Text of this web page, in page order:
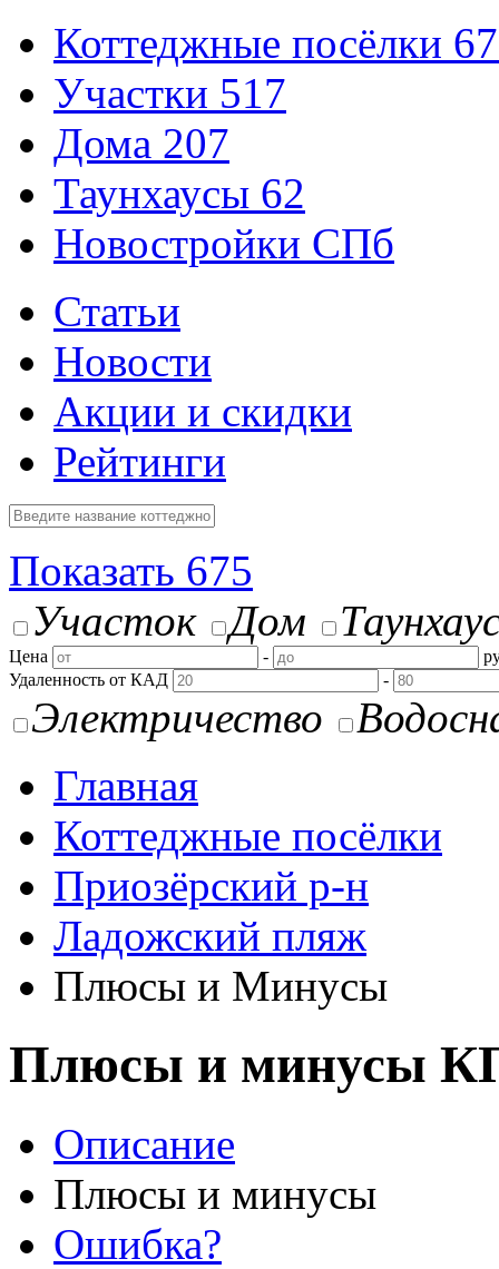
Коттеджные посёлки
Участки 517
Дома 207
Таунхаусы 62
Новостройки СПб
Статьи
Новости
Акции и скидки
Рейтинги
Показать 675
Участок
Дом
Цена -
Удаленность от КАД
-
Электричество
Главная
Коттеджные посёлки
Приозёрский р-н
Ладожский пляж
Плюсы и Минусы
Плюсы и минусы
Описание
Плюсы и минусы
Ошибка?